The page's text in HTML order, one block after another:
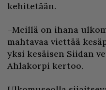
kehitetään.
–Meillä on ihana
mahtavaa viettää
yksi kesäisen Siidan
Ahlakorpi kertoo.